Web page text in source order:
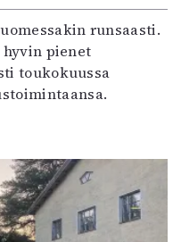
runsaasti.
pienet
toukokuussa